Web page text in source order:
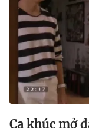
Ca khúc mở